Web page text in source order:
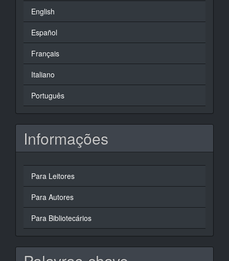
English
Español
Français
Italiano
Português
Informações
Para Leitores
Para Autores
Para Bibliotecários